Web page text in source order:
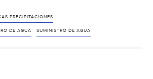
PRECIPITACIONES
DE AGUA SUMINISTRO DE AGUA